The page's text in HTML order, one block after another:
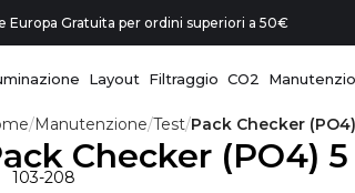
Europa Gratuita per ordini superiori a 50€
Layout Filtraggio CO2
Manutenzione Test Pack Checker
Checker (PO4)
103-208